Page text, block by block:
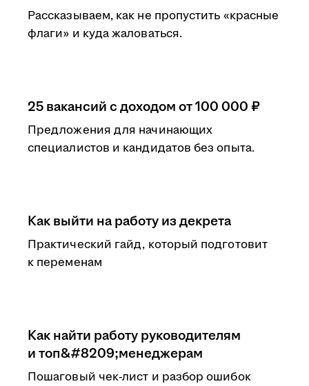
Рассказываем, как не пропустить «красные
флаги» и куда жаловаться.
25 вакансий с доходом от 100 000 ₽
Предложения для начинающих
специалистов и кандидатов без опыта.
Как выйти на работу из декрета
Практический гайд, который подготовит
к переменам
Как найти работу руководителям
и топ&#8209;менеджерам
Пошаговый чек-лист и разбор ошибок